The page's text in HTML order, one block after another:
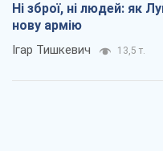
Ні зброї, ні людей: як
нову армію
Ігар Тишкевич 13,5 т.